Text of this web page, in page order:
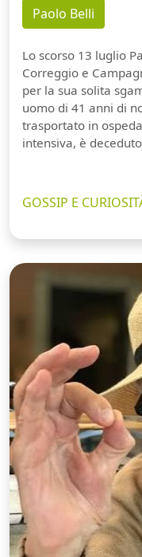
Paolo Belli
Lo scorso 13 luglio
Correggio e
per la sua solita
uomo di 41 anni di
trasportato in
intensiva, è
GOSSIP E